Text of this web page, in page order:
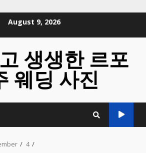
August 9, 2026
생생한 르포
웨딩 사진
4